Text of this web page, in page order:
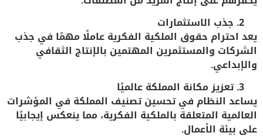
جذب الاستثمارات
يعد احترام حقوق الملكية الفكرية عاملًا مهمًا في جذب
الشركات والمستثمرين المهتمين بالإنتاج الثقافي
والإبداعي.
تعزيز مكانة المملكة عالميًا
يساعد النظام في تحسين تصنيف المملكة في المؤشرات
العالمية المتعلقة بالملكية الفكرية، مما ينعكس إيجابيًا
على بيئة الأعمال.